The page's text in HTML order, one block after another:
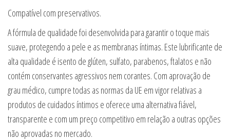
Compatível com preservativos.
A fórmula de qualidade foi desenvolvida para garantir o toque mais
suave, protegendo a pele e as membranas íntimas. Este lubrificante de
alta qualidade é isento de glúten, sulfato, parabenos, ftalatos e não
contém conservantes agressivos nem corantes. Com aprovação de
grau médico, cumpre todas as normas da UE em vigor relativas a
produtos de cuidados íntimos e oferece uma alternativa fiável,
transparente e com um preço competitivo em relação a outras opções
não aprovadas no mercado.